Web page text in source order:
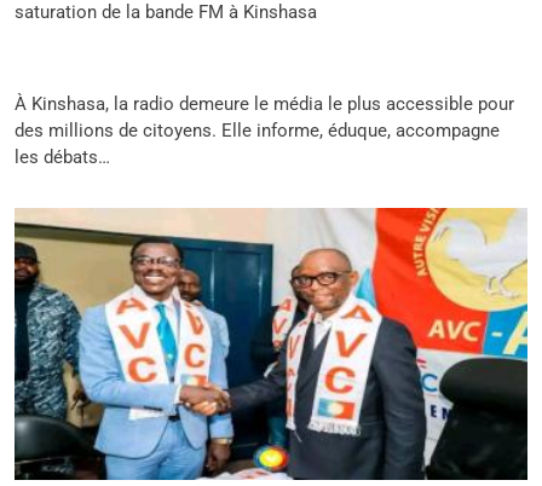
saturation de la bande FM à Kinshasa
À Kinshasa, la radio demeure le média le plus accessible pour
des millions de citoyens. Elle informe, éduque, accompagne
les débats…